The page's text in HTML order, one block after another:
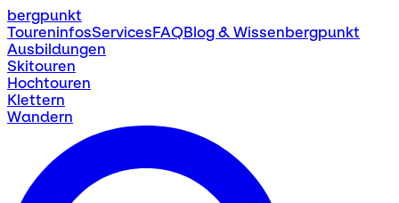
bergpunkt
ToureninfosServicesFAQBlog & Wissenbergpunkt
Ausbildungen
Skitouren
Hochtouren
Klettern
Wandern